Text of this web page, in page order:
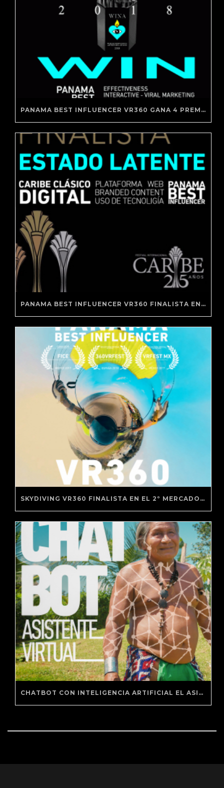
PANAMA BEST INFLUENCER VR360 GANA 4 PREMIOS WINA 2018
PANAMA BEST INFLUENCER VR360 FINALISTA EN FESTIVAL CARIBE
SKYDIVING VR360 FINALISTA EN EL 2º MERCADO DE REALIDAD VIRTUAL DE BARCELONA
CHATBOT CON INTELIGENCIA ARTIFICIAL EL ASISTENTE VIRTUAL DE PANAMA BEST INFLUENCER